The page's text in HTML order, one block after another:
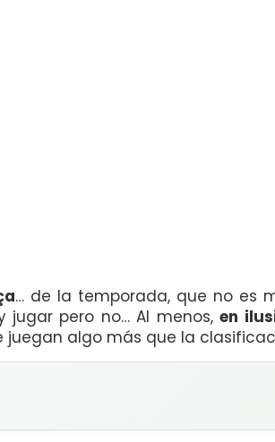
… de la temporada, que no es
jugar pero no… Al menos,en
juegan algo más que la